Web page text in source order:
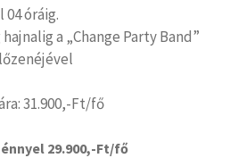
óráig.
a „Change Party Band”
31.900,-Ft/fő
29.900,-Ft/fő